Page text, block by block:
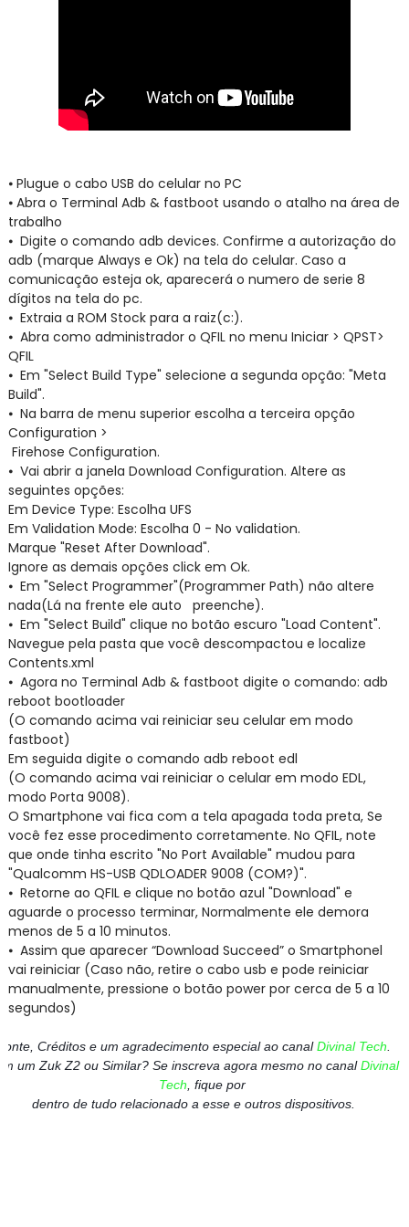
⦁ Plugue o cabo USB do celular no PC
⦁ Abra o Terminal Adb & fastboot usando o atalho na área de
trabalho
⦁ Digite o comando adb devices. Confirme a autorização do
adb (marque Always e Ok) na tela do celular. Caso a
comunicação esteja ok, aparecerá o numero de serie 8
dígitos na tela do pc.
⦁ Extraia a ROM Stock para a raiz(c:).
⦁ Abra como administrador o QFIL no menu Iniciar > QPST>
QFIL
⦁ Em "Select Build Type" selecione a segunda opção: "Meta
Build".
⦁ Na barra de menu superior escolha a terceira opção
Configuration >
Firehose Configuration.
⦁ Vai abrir a janela Download Configuration. Altere as
seguintes opções:
Em Device Type: Escolha UFS
Em Validation Mode: Escolha 0 - No validation.
Marque "Reset After Download".
Ignore as demais opções click em Ok.
⦁ Em "Select Programmer"(Programmer Path) não altere
nada(Lá na frente ele auto preenche).
⦁ Em "Select Build" clique no botão escuro "Load Content".
Navegue pela pasta que você descompactou e localize
Contents.xml
⦁ Agora no Terminal Adb & fastboot digite o comando: adb
reboot bootloader
(O comando acima vai reiniciar seu celular em modo
fastboot)
Em seguida digite o comando adb reboot edl
(O comando acima vai reiniciar o celular em modo EDL,
modo Porta 9008).
O Smartphone vai fica com a tela apagada toda preta, Se
você fez esse procedimento corretamente. No QFIL, note
que onde tinha escrito "No Port Available" mudou para
"Qualcomm HS-USB QDLOADER 9008 (COM?)".
⦁ Retorne ao QFIL e clique no botão azul "Download" e
aguarde o processo terminar, Normalmente ele demora
menos de 5 a 10 minutos.
⦁ Assim que aparecer “Download Succeed” o Smartphonel
vai reiniciar (Caso não, retire o cabo usb e pode reiniciar
manualmente, pressione o botão power por cerca de 5 a 10
segundos)
Créditos e um agradecimento especial ao canal Divinal Tech
um Zuk Z2 ou Similar? Se inscreva agora mesmo no canalDivinal
Tech , fique por
dentro de tudo relacionado a esse e outros dispositivos.